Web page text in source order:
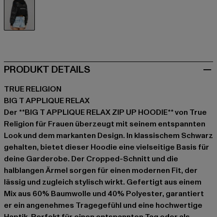
PRODUKT DETAILS
TRUE RELIGION
BIG T APPLIQUE RELAX
Der **BIG T APPLIQUE RELAX ZIP UP HOODIE** von True
Religion für Frauen überzeugt mit seinem entspannten
Look und dem markanten Design. In klassischem Schwarz
gehalten, bietet dieser Hoodie eine vielseitige Basis für
deine Garderobe. Der Cropped-Schnitt und die
halblangen Ärmel sorgen für einen modernen Fit, der
lässig und zugleich stylisch wirkt. Gefertigt aus einem
Mix aus 60% Baumwolle und 40% Polyester, garantiert
er ein angenehmes Tragegefühl und eine hochwertige